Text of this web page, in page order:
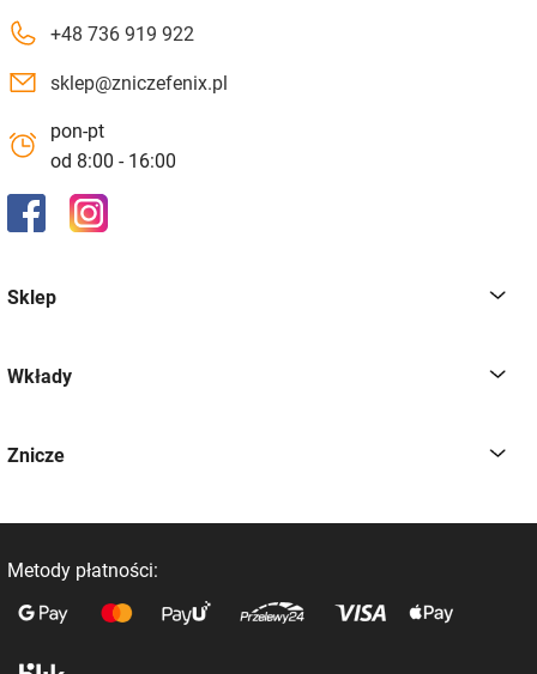
+48 736 919 922
sklep@zniczefenix.pl
pon-pt
od 8:00 - 16:00
Sklep
Wkłady
Znicze
Metody płatności: